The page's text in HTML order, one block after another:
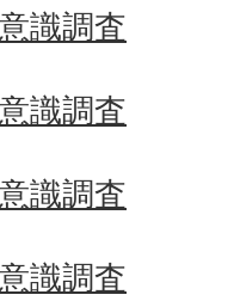
識調査
識調査
識調査
識調査